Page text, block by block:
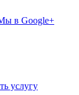
в Google+
услугу